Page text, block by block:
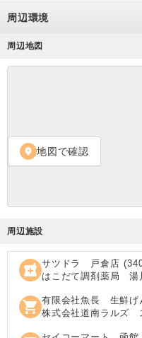
周辺環境
周辺地図
location_on 地図で確認
周辺施設
local_pharmacy サツドラ 戸倉店 (
はこだて調剤薬局 湯
shopping_cart 有限会社魚長 生鮮げ
株式会社道南ラルズ